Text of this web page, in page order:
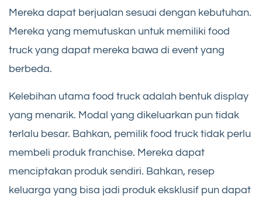
Mereka dapat berjualan sesuai dengan kebutuhan.
Mereka yang memutuskan untuk memiliki food
truck yang dapat mereka bawa di event yang
berbeda.
Kelebihan utama food truck adalah bentuk display
yang menarik. Modal yang dikeluarkan pun tidak
terlalu besar. Bahkan, pemilik food truck tidak perlu
membeli produk franchise. Mereka dapat
menciptakan produk sendiri. Bahkan, resep
keluarga yang bisa jadi produk eksklusif pun dapat